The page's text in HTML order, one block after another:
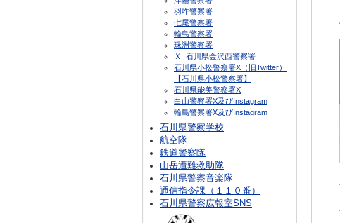
羽咋警察署
七尾警察署
輪島警察署
珠洲警察署
Ｘ_石川県金沢西警察署
石川県小松警察署X（旧Twitter）
【石川県小松警察署】
石川県能美警察署X
白山警察署X及びInstagram
輪島警察署X及びInstagram
石川県警察学校
航空隊
鉄道警察隊
山岳遭難救助隊
石川県警察音楽隊
通信指令課（１１０番）
石川県警察広報室SNS